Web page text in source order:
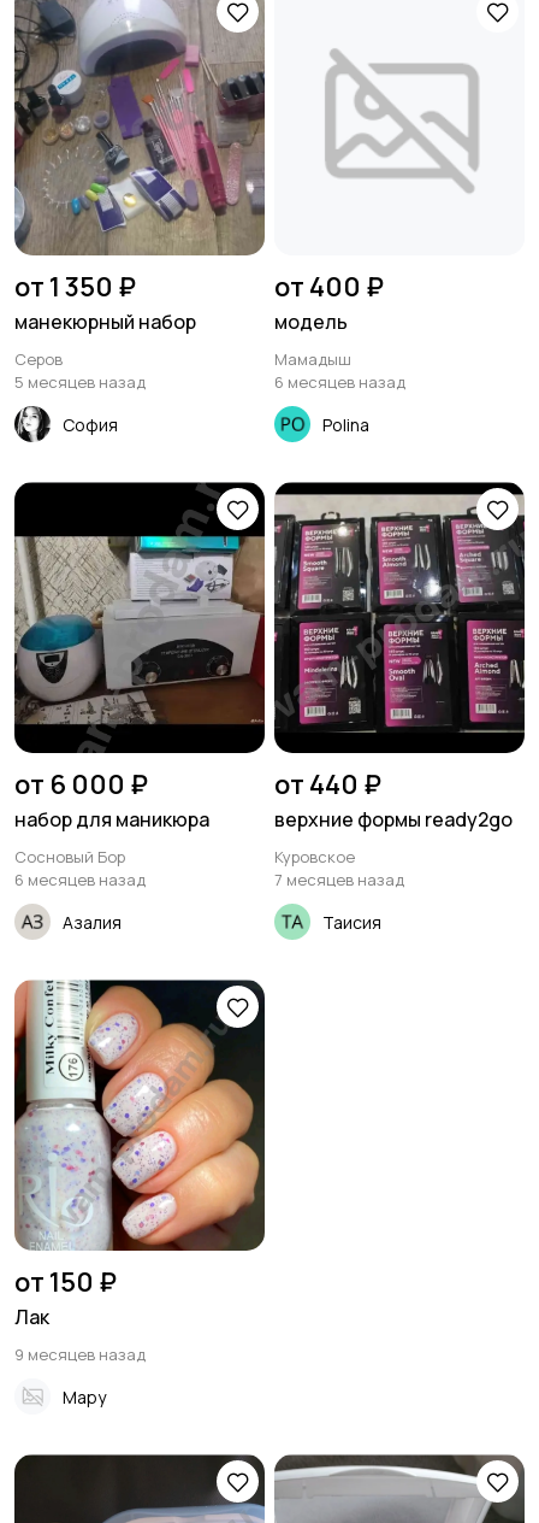
от 1 350 ₽
манекюрный набор
Серов
5 месяцев назад
София
от 400 ₽
модель
Мамадыш
6 месяцев назад
Polina
от 6 000 ₽
набор для маникюра
Сосновый Бор
6 месяцев назад
Азалия
от 440 ₽
верхние формы ready2go
Куровское
7 месяцев назад
Таисия
от 150 ₽
Лак
9 месяцев назад
Мару